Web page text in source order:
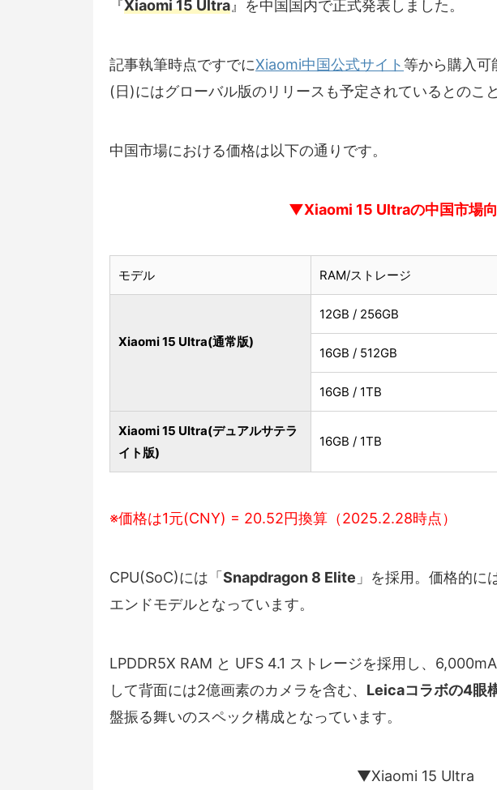
『Xiaomi 15 Ultra』を中国国内で正式発表しました。
記事執筆時点ですでにXiaomi中国公式サイト等から購入可
(日)にはグローバル版のリリースも予定されているとのこと
中国市場における価格は以下の通りです。
▼Xiaomi 15 Ultraの中国市場
モデル RAM/ストレージ
Xiaomi 15 Ultra(通常版)
12GB / 256GB
16GB / 512GB
16GB / 1TB
Xiaomi 15 Ultra(デュアルサテラ
イト版)
16GB / 1TB
※価格は1元(CNY) = 20.52円換算（2025.2.28時点）
CPU(SoC)には「 Snapdragon 8 Elite 」を採用。価格的に
エンドモデルとなっています。
LPDDR5X RAM と UFS 4.1 ストレージを採用し、
して背面には2億画素のカメラを含む、 Leicaコラボの4眼
盤振る舞いのスペック構成となっています。
▼Xiaomi 15 Ultra